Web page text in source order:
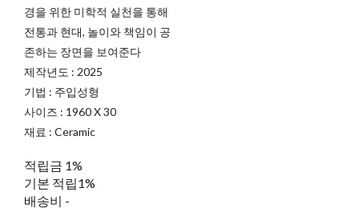
경을 위한 미학적 실천을 통해
전통과 현대, 놀이와 책임이 공
존하는 장면을 보여준다
제작년도 : 2025
기법 : 주입성형
사이즈 : 1960 X 30
재료 : Ceramic
적립금 1%
기본 적립1%
배송비 -